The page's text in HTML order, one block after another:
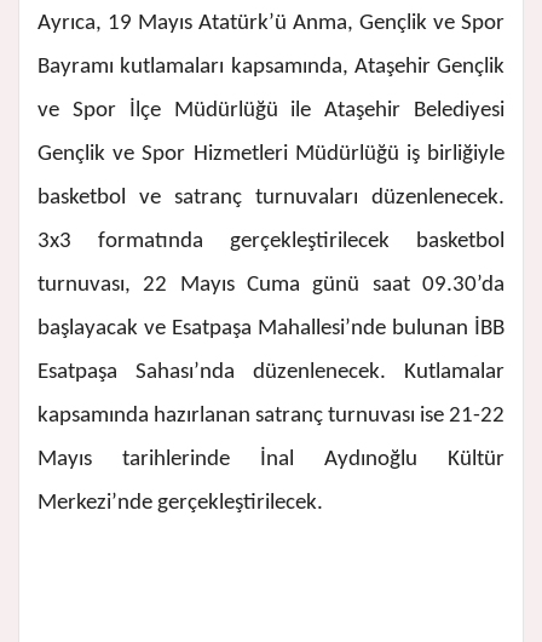
Ayrıca, 19 Mayıs Atatürk’ü Anma, Gençlik ve Spor
Bayramı kutlamaları kapsamında, Ataşehir Gençlik
ve Spor İlçe Müdürlüğü ile Ataşehir Belediyesi
Gençlik ve Spor Hizmetleri Müdürlüğü iş birliğiyle
basketbol ve satranç turnuvaları düzenlenecek.
3x3 formatında gerçekleştirilecek basketbol
turnuvası, 22 Mayıs Cuma günü saat 09.30’da
başlayacak ve Esatpaşa Mahallesi’nde bulunan İBB
Esatpaşa Sahası’nda düzenlenecek. Kutlamalar
kapsamında hazırlanan satranç turnuvası ise 21-22
Mayıs tarihlerinde İnal Aydınoğlu Kültür
Merkezi’nde gerçekleştirilecek.